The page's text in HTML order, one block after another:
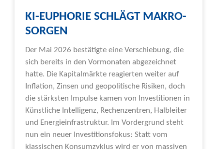
KI-EUPHORIE SCHLÄGT MAKRO-
SORGEN
Der Mai 2026 bestätigte eine Verschiebung, die
sich bereits in den Vormonaten abgezeichnet
hatte. Die Kapitalmärkte reagierten weiter auf
Inflation, Zinsen und geopolitische Risiken, doch
die stärksten Impulse kamen von Investitionen in
Künstliche Intelligenz, Rechenzentren, Halbleiter
und Energieinfrastruktur. Im Vordergrund steht
nun ein neuer Investitionsfokus: Statt vom
klassischen Konsumzyklus wird er von massiven